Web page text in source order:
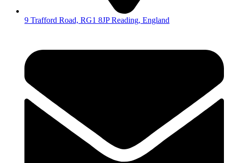
9 Trafford Road, RG1 8JP Reading, England